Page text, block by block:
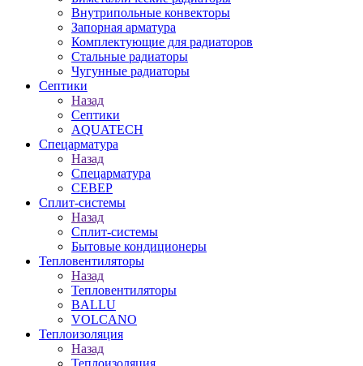
Внутрипольные конвекторы
Запорная арматура
Комплектующие для радиаторов
Стальные радиаторы
Чугунные радиаторы
Септики
Назад
Септики
AQUATECH
Спецарматура
Назад
Спецарматура
СЕВЕР
Сплит-системы
Назад
Сплит-системы
Бытовые кондиционеры
Тепловентиляторы
Назад
Тепловентиляторы
BALLU
VOLCANO
Теплоизоляция
Назад
Теплоизоляция